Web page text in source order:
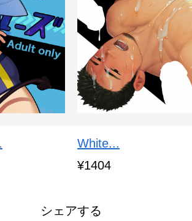
White...
¥1404
シェアする